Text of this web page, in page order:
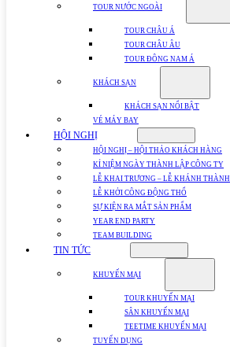
TOUR NƯỚC NGOÀI
TOUR CHÂU Á
TOUR CHÂU ÂU
TOUR ĐÔNG NAM Á
KHÁCH SẠN
KHÁCH SẠN NỔI BẬT
VÉ MÁY BAY
HỘI NGHỊ
HỘI NGHỊ – HỘI THẢO KHÁCH HÀNG
KỈ NIỆM NGÀY THÀNH LẬP CÔNG TY
LỄ KHAI TRƯƠNG – LỄ KHÁNH THÀNH
LỄ KHỞI CÔNG ĐỘNG THỔ
SỰ KIỆN RA MẮT SẢN PHẨM
YEAR END PARTY
TEAM BUILDING
TIN TỨC
KHUYẾN MẠI
TOUR KHUYẾN MẠI
SÂN KHUYẾN MẠI
TEETIME KHUYẾN MẠI
TUYỂN DỤNG